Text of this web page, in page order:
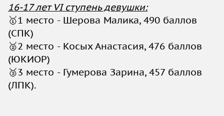
16-17 лет VI ступень девушки:
🥇1 место - Шерова Малика, 490 баллов
(СПК)
🥈2 место - Косых Анастасия, 476 баллов
(ЮКИОР)
🥉3 место - Гумерова Зарина, 457 баллов
(ЛПК).